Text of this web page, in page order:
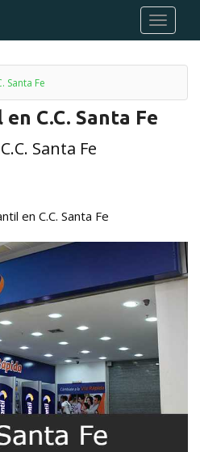
Santa Fe
C.C. Santa Fe
Santa Fe
en C.C. Santa Fe